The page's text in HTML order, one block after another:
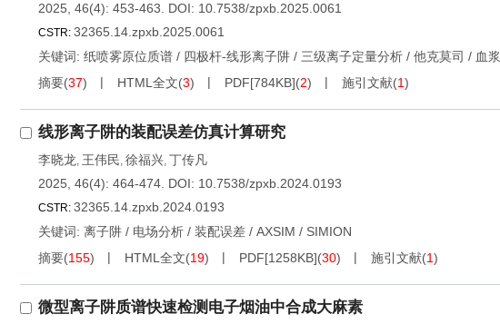
2025, 46(4): 453-463.
DOI: 10.7538/zpxb.2025.0061
CSTR: 32365.14.zpxb.2025.0061
关键词: 纸喷雾原位质谱 / 四极杆-线形离子阱 / 三级离子定量分析 / 他克莫司 / 血浆
摘要(37) HTML全文(3) PDF[784KB](2) 施引文献(1)
线形离子阱的装配误差仿真计算研究
李晓龙, 王伟民, 徐福兴, 丁传凡
2025, 46(4): 464-474. DOI: 10.7538/zpxb.2024.0193
CSTR: 32365.14.zpxb.2024.0193
关键词: 离子阱 / 电场分析 / 装配误差 / AXSIM / SIMION
摘要(155) HTML全文(19) PDF[1258KB](30) 施引文献(1)
微型离子阱质谱快速检测电子烟油中合成大麻素